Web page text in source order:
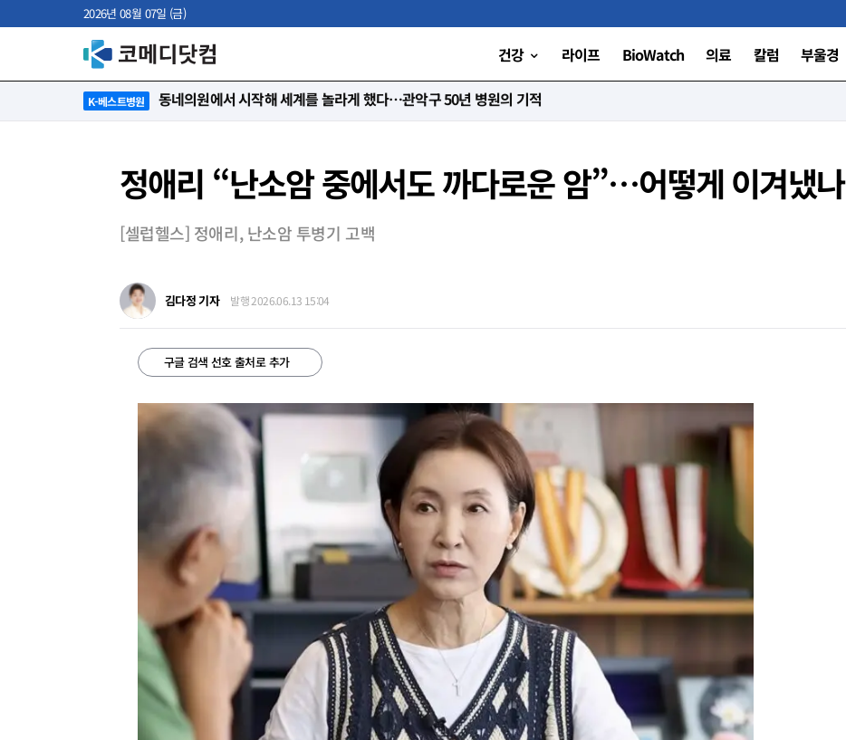
2026년 08월 07일 (금)
건강 라이프 BioWatch 의료 칼럼 부울경
K-베스트병원 “절대 먼저 말하지 않아요. 대신 먼저 듣습니다”
정애리 “난소암 중에서도 까다로운 암”…어떻게 이겨냈나
[셀럽헬스] 정애리, 난소암 투병기 고백
김다정 기자 발행 2026.06.13 15:04
구글 검색 선호 출처로 추가